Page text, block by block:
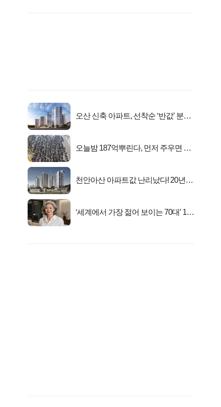
오산 신축 아파트, 선착순 ‘반값’ 분양
오늘밤 187억뿌린다, 먼저 주우면 최
천안아산 아파트값 난리났다! 20년
‘세계에서 가장 젊어 보이는 70대’ 1위